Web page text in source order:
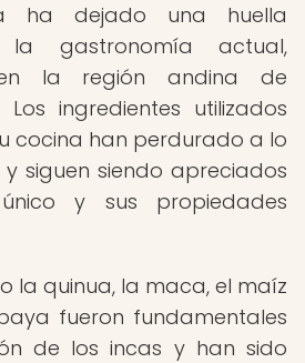
ha dejado una huella
gastronomía actual,
en la región andina de
ingredientes utilizados
cocina han perdurado a lo
siguen siendo apreciados
y sus propiedades
la quinua, la maca, el maíz
fueron fundamentales
de los incas y han sido